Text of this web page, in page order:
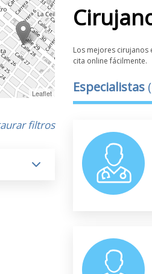
Leaflet
filtros
Los mejores
cita online fácilmente.
Especialistas (